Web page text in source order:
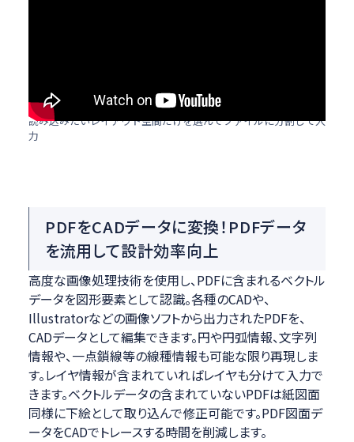
読み込みたいレイアウト空間だけを選んでファイルに分割して入
力
PDFをCADデータに変換！PDFデータ
を流用して設計効率向上
高度な画像処理技術を使用し、PDFに含まれるベクトル
データを図形要素として認識。各種のCADや、
Illustratorなどの画像ソフトから出力されたPDFを、
CADデータとして編集できます。円や円弧情報、文字列
情報や、一点鎖線等の線種情報も可能な限り再現しま
す。レイヤ情報が含まれていればレイヤも分けて入力で
きます。ベクトルデータの含まれていないPDFは紙図面
同様に下絵として取り込んで修正可能です。PDF図面デ
ータをCADでトレースする時間を削減します。